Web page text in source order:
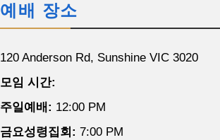
예배 장소
120 Anderson Rd, Sunshine VIC 3020
모임 시간:
주일예배: 12:00 PM
금요성령집회: 7:00 PM